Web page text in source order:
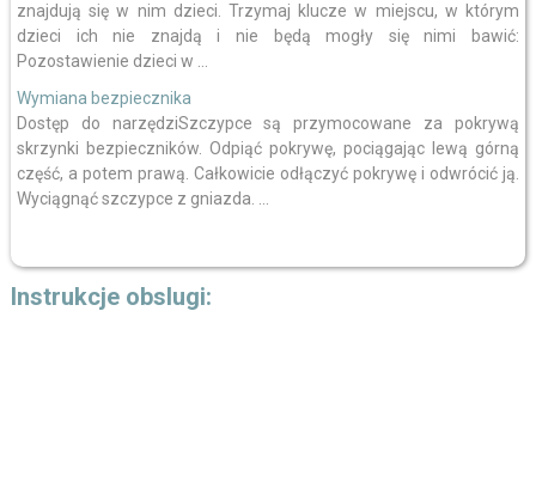
znajdują się w nim dzieci. Trzymaj klucze w miejscu, w którym
dzieci ich nie znajdą i nie będą mogły się nimi bawić:
Pozostawienie dzieci w ...
Wymiana bezpiecznika
Dostęp do narzędziSzczypce są przymocowane za pokrywą
skrzynki bezpieczników. Odpiąć pokrywę, pociągając lewą górną
część, a potem prawą. Całkowicie odłączyć pokrywę i odwrócić ją.
Wyciągnąć szczypce z gniazda. ...
Instrukcje obslugi: